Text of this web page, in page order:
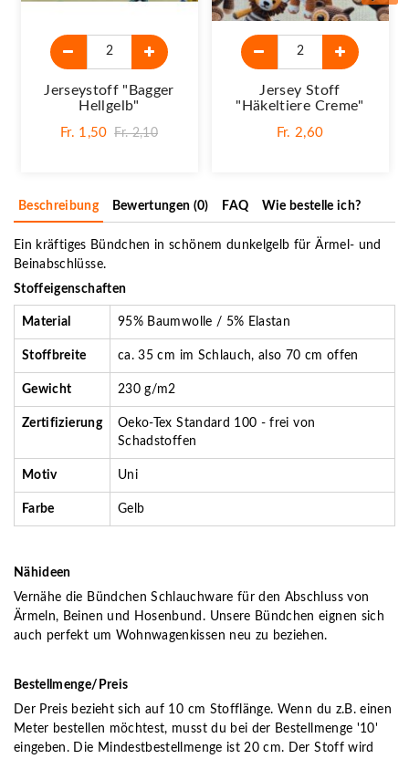
Jerseystoff "Bagger
Hellgelb"
Fr. 1,50 Fr. 2,10
Jersey Stoff
"Häkeltiere Creme"
Fr. 2,60
Beschreibung Bewertungen (0) FAQ Wie bestelle ich?
Ein kräftiges Bündchen in schönem dunkelgelb für Ärmel- und
Beinabschlüsse.
Stoffeigenschaften
Material 95% Baumwolle / 5% Elastan
Stoffbreite ca. 35 cm im Schlauch, also 70 cm offen
Gewicht 230 g/m2
Zertifizierung
Oeko-Tex Standard 100 - frei von
Schadstoffen
Motiv Uni
Farbe Gelb
Nähideen
Vernähe die Bündchen Schlauchware für den Abschluss von
Ärmeln, Beinen und Hosenbund. Unsere Bündchen eignen sich
auch perfekt um Wohnwagenkissen neu zu beziehen.
Bestellmenge/Preis
Der Preis bezieht sich auf 10 cm Stofflänge. Wenn du z.B. einen
Meter bestellen möchtest, musst du bei der Bestellmenge '10'
eingeben. Die Mindestbestellmenge ist 20 cm. Der Stoff wird